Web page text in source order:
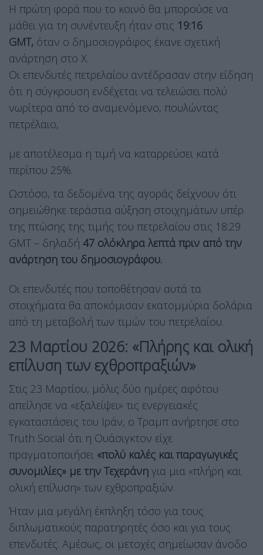
Η πρώτη φορά που το κοινό θα μπορούσε να
μάθει για τη συνέντευξη ήταν στις 19:16
GMT, όταν ο δημοσιογράφος έκανε σχετική
ανάρτηση στο X.
Οι επενδυτές πετρελαίου αντέδρασαν στην είδηση
ότι η σύγκρουση ενδέχεται να τελειώσει πολύ
νωρίτερα από το αναμενόμενο, πουλώντας
πετρέλαιο,
με αποτέλεσμα η τιμή να καταρρεύσει κατά
περίπου 25%.
Ωστόσο, τα δεδομένα της αγοράς δείχνουν ότι
σημειώθηκε τεράστια αύξηση στοιχημάτων υπέρ
της πτώσης της τιμής του πετρελαίου στις 18:29
GMT – δηλαδή 47 ολόκληρα λεπτά πριν από την
ανάρτηση του δημοσιογράφου.
Οι επενδυτές που τοποθέτησαν αυτά τα
στοιχήματα θα αποκόμισαν εκατομμύρια δολάρια
από τη μεταβολή των τιμών του πετρελαίου.
23 Μαρτίου 2026: «Πλήρης και ολική
επίλυση των εχθροπραξιών»
Στις 23 Μαρτίου, μόλις δύο ημέρες αφότου
απείλησε να «εξαλείψει» τις ενεργειακές
εγκαταστάσεις του Ιράν, ο Τραμπ ανήρτησε στο
Truth Social ότι η Ουάσιγκτον είχε
πραγματοποιήσει «πολύ καλές και παραγωγικές
συνομιλίες» με την Τεχεράνη για μια «πλήρη και
ολική επίλυση» των εχθροπραξιών.
Ήταν μια μεγάλη έκπληξη τόσο για τους
διπλωματικούς παρατηρητές όσο και για τους
επενδυτές. Αμέσως, οι μετοχές σημείωσαν άνοδο